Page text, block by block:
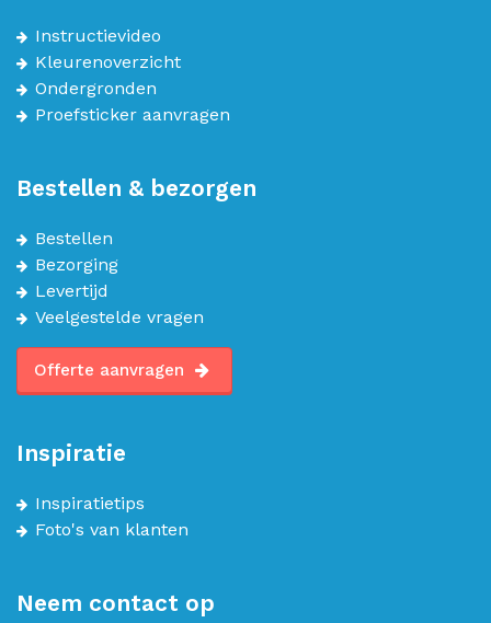
Instructievideo
Kleurenoverzicht
Ondergronden
Proefsticker aanvragen
Bestellen & bezorgen
Bestellen
Bezorging
Levertijd
Veelgestelde vragen
Offerte aanvragen
Inspiratie
Inspiratietips
Foto's van klanten
Neem contact op